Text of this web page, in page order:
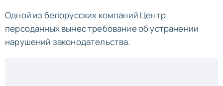
Одной из белорусских компаний Центр
персоданных вынес требование об устранении
нарушений законодательства.